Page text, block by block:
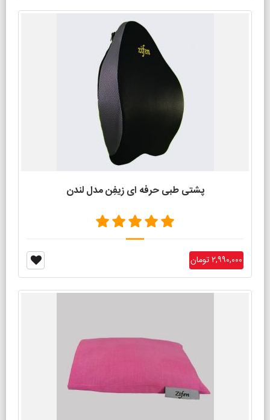
پشتی طبی حرفه ای زیفِن مدل لندن
۲,۹۹۰,۰۰۰ تومان